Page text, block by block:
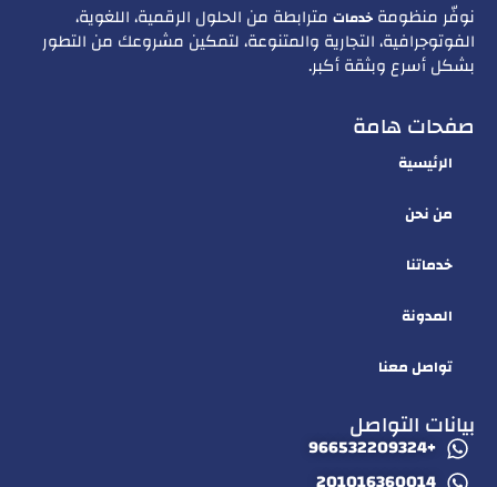
نوفّر منظومة خدمات مترابطة من الحلول الرقمية، اللغوية،
الفوتوجرافية، التجارية والمتنوعة، لتمكين مشروعك من التطور
بشكل أسرع وبثقة أكبر.
صفحات هامة
الرئيسية
من نحن
خدماتنا
المدونة
تواصل معنا
بيانات التواصل
+966532209324